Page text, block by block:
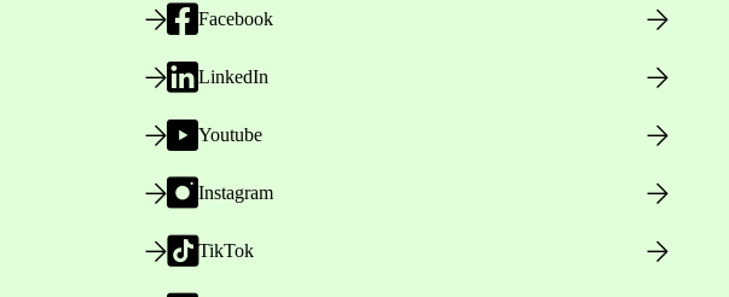
Facebook
LinkedIn
Youtube
Instagram
TikTok